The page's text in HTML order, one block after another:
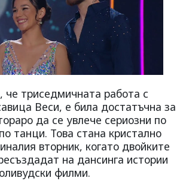
че триседмичната работа с
Веси, е била достатъчна за
да се увлече сериозни по
танци. Това стана кристално
вторник, когато двойките
на дансинга истории
филми.